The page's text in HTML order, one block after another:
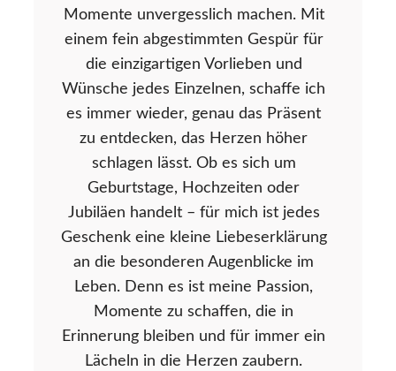
Momente unvergesslich machen. Mit
einem fein abgestimmten Gespür für
die einzigartigen Vorlieben und
Wünsche jedes Einzelnen, schaffe ich
es immer wieder, genau das Präsent
zu entdecken, das Herzen höher
schlagen lässt. Ob es sich um
Geburtstage, Hochzeiten oder
Jubiläen handelt – für mich ist jedes
Geschenk eine kleine Liebeserklärung
an die besonderen Augenblicke im
Leben. Denn es ist meine Passion,
Momente zu schaffen, die in
Erinnerung bleiben und für immer ein
Lächeln in die Herzen zaubern.